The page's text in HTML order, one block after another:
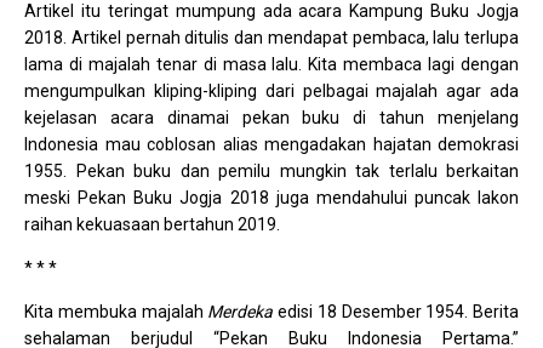
Artikel itu teringat mumpung ada acara Kampung Buku Jogja
2018. Artikel pernah ditulis dan mendapat pembaca, lalu terlupa
lama di majalah tenar di masa lalu. Kita membaca lagi dengan
mengumpulkan kliping-kliping dari pelbagai majalah agar ada
kejelasan acara dinamai pekan buku di tahun menjelang
Indonesia mau coblosan alias mengadakan hajatan demokrasi
1955. Pekan buku dan pemilu mungkin tak terlalu berkaitan
meski Pekan Buku Jogja 2018 juga mendahului puncak lakon
raihan kekuasaan bertahun 2019.
* * *
Kita membuka majalah Merdeka edisi 18 Desember 1954. Berita
sehalaman berjudul “Pekan Buku Indonesia Pertama.”